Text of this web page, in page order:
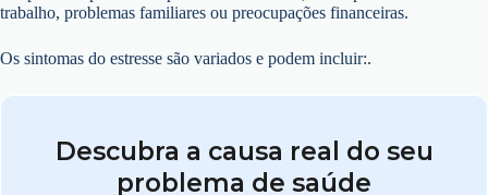
trabalho, problemas familiares ou preocupações financeiras.
Os sintomas do estresse são variados e podem incluir:.
Descubra a causa real do seu
problema de saúde